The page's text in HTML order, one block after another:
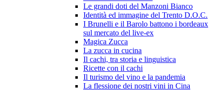
Le grandi doti del Manzoni Bianco
Identità ed immagine del Trento D.O.C.
I Brunelli e il Barolo battono i bordeaux
sul mercato del live-ex
Magica Zucca
La zucca in cucina
Il cachi, tra storia e linguistica
Ricette con il cachi
Il turismo del vino e la pandemia
La flessione dei nostri vini in Cina